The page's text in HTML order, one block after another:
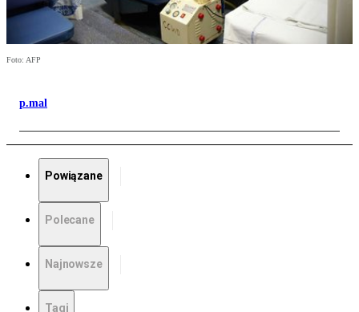
Foto: AFP
p.mal
Powiązane
Polecane
Najnowsze
Tagi